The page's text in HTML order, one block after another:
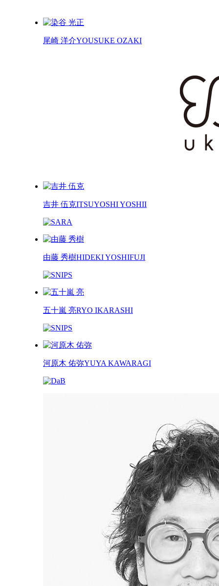
尾崎 洋介YOUSUKE OZAKI
吉井 伍克ITSUYOSHI YOSHII
由藤 秀樹HIDEKI YOSHIFUJI
五十嵐 亮RYO IKARASHI
河原木 佑弥YUYA KAWARAGI